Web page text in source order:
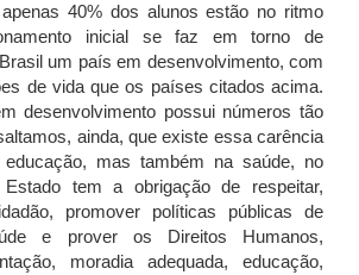
40% dos alunos estão no ritmo
inicial se faz em torno de
um país em desenvolvimento, com
de vida que os países citados acima.
desenvolvimento possui números tão
ainda, que existe essa carência
mas também na saúde, no
Estado tem a obrigação de respeitar,
promover políticas públicas de
e prover os Direitos Humanos,
moradia adequada, educação,